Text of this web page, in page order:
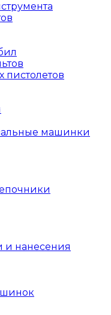
машинки
и нанесения